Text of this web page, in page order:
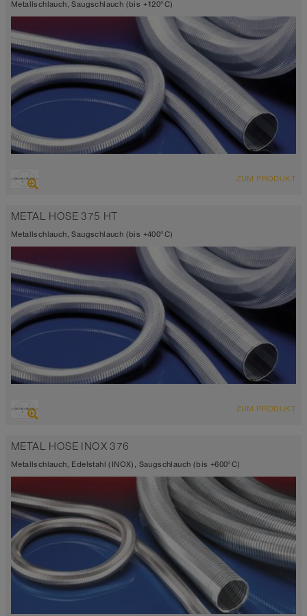
Metallschlauch, Saugschlauch (bis +120°C)
Bis 120°C
ZUM PRODUKT
METAL HOSE 375 HT
Metallschlauch, Saugschlauch (bis +400°C)
Bis 400°C
ZUM PRODUKT
METAL HOSE INOX 376
Metallschlauch, Edelstahl (INOX), Saugschlauch (bis +600°C)